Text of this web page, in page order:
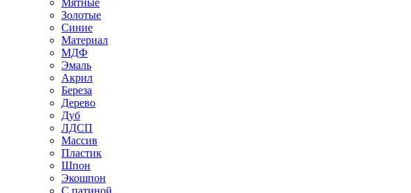
Золотые
Синие
Материал
МДФ
Эмаль
Акрил
Береза
Дерево
Дуб
ЛДСП
Массив
Пластик
Шпон
Экошпон
С патиной